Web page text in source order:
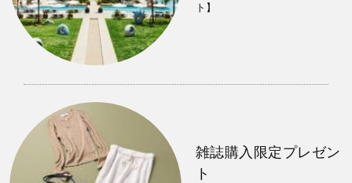
ト】
雑誌購入限定プレゼン
ト